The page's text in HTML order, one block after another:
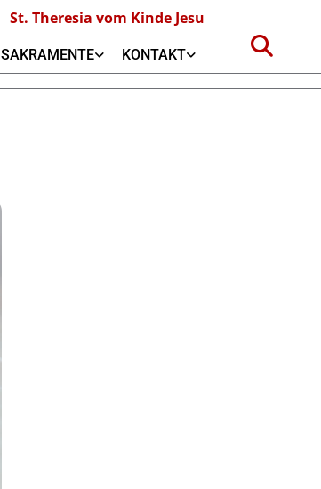
St. Theresia vom Kinde Jesu
SAKRAMENTE KONTAKT